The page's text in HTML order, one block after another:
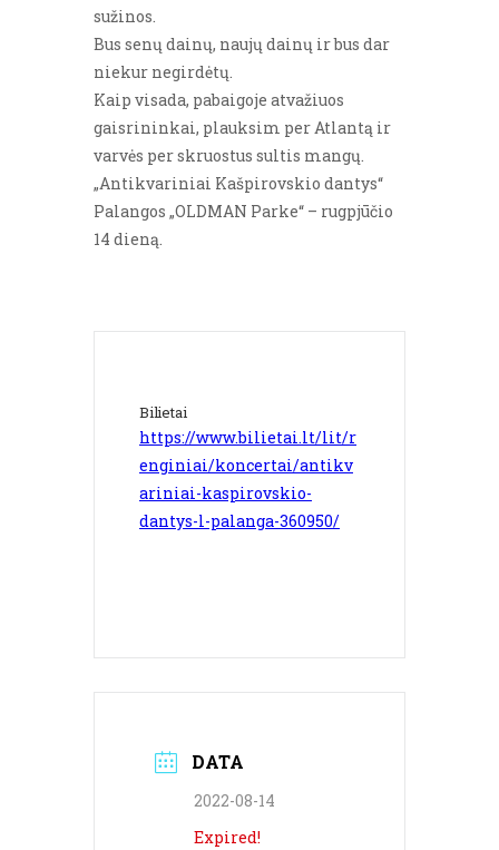
sužinos.
Bus senų dainų, naujų dainų ir bus dar
niekur negirdėtų.
Kaip visada, pabaigoje atvažiuos
gaisrininkai, plauksim per Atlantą ir
varvės per skruostus sultis mangų.
„Antikvariniai Kašpirovskio dantys“
Palangos „OLDMAN Parke“ – rugpjūčio
14 dieną.
Bilietai
https://www.bilietai.lt/lit/r
enginiai/koncertai/antikv
ariniai-kaspirovskio-
dantys-l-palanga-360950/
DATA
2022-08-14
Expired!